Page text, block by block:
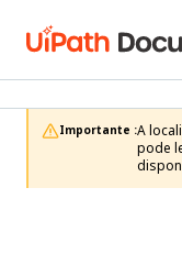
Importante :A
pode